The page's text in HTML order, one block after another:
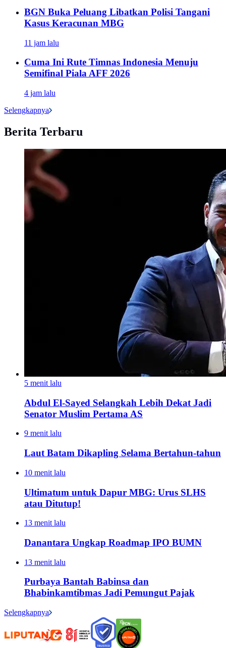
BGN Buka Peluang Libatkan Polisi Tangani
Kasus Keracunan MBG
11 jam lalu
Cuma Ini Rute Timnas Indonesia Menuju
Semifinal Piala AFF 2026
4 jam lalu
Selengkapnya
Berita Terbaru
5 menit lalu
Abdul El-Sayed Selangkah Lebih Dekat Jadi
Senator Muslim Pertama AS
9 menit lalu
Laut Batam Dikapling Selama Bertahun-tahun
10 menit lalu
Ultimatum untuk Dapur MBG: Urus SLHS
atau Ditutup!
13 menit lalu
Danantara Ungkap Roadmap IPO BUMN
13 menit lalu
Purbaya Bantah Babinsa dan
Bhabinkamtibmas Jadi Pemungut Pajak
Selengkapnya